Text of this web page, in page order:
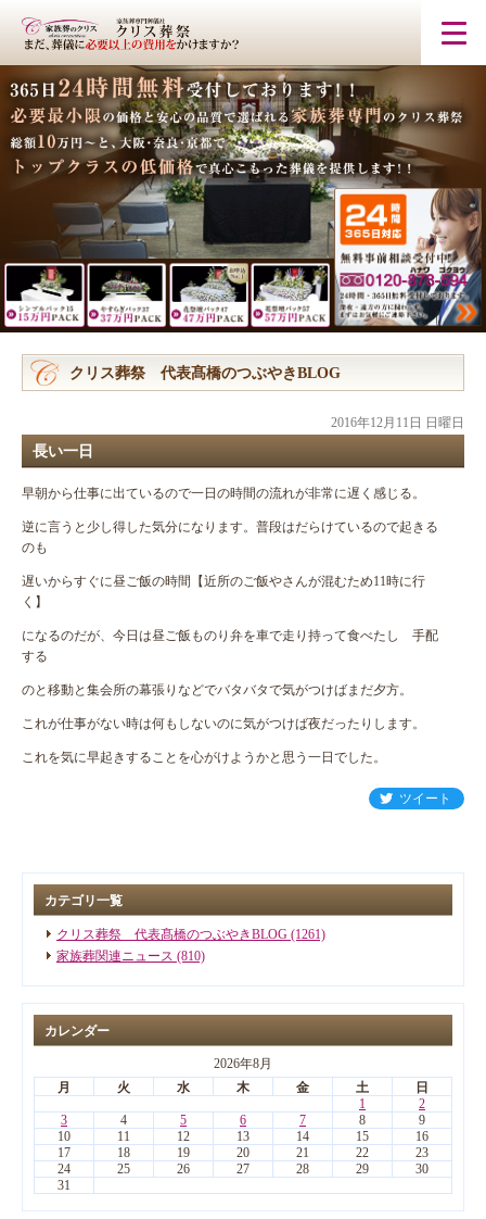
クリス葬祭 代表髙橋のつぶやきBLOG
2016年12月11日 日曜日
長い一日
早朝から仕事に出ているので一日の時間の流れが非常に遅く感じる。
逆に言うと少し得した気分になります。普段はだらけているので起きる
のも
遅いからすぐに昼ご飯の時間【近所のご飯やさんが混むため11時に行
く】
になるのだが、今日は昼ご飯ものり弁を車で走り持って食べたし 手配
する
のと移動と集会所の幕張りなどでバタバタで気がつけばまだ夕方。
これが仕事がない時は何もしないのに気がつけば夜だったりします。
これを気に早起きすることを心がけようかと思う一日でした。
ツイート
カテゴリ一覧
クリス葬祭 代表髙橋のつぶやきBLOG (1261)
家族葬関連ニュース (810)
カレンダー
2026年8月
月
火 水 木 金 土
日
1
2
3
4 5 6 7 8
9
10
11 12 13 14 15
16
17
18 19 20 21 22
23
24
25 26 27 28 29
30
31